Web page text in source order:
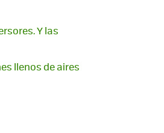
Y las
llenos de aires